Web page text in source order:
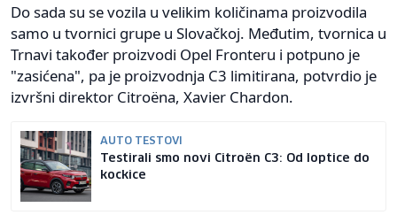
Do sada su se vozila u velikim količinama proizvodila
samo u tvornici grupe u Slovačkoj. Međutim, tvornica u
Trnavi također proizvodi Opel Fronteru i potpuno je
"zasićena", pa je proizvodnja C3 limitirana, potvrdio je
izvršni direktor Citroëna, Xavier Chardon.
AUTO TESTOVI
Testirali smo novi Citroën C3: Od loptice do
kockice